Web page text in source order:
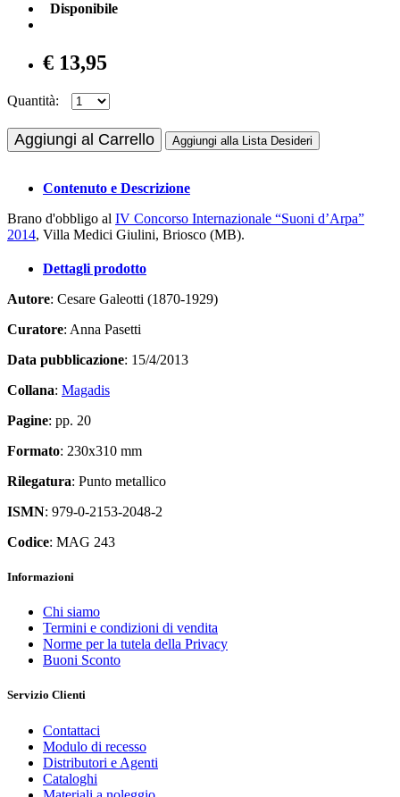
Disponibile
€ 13,95
Quantità:
Aggiungi al Carrello Aggiungi alla Lista Desideri
Contenuto e Descrizione
Brano d'obbligo al IV Concorso Internazionale “Suoni d’Arpa”
2014, Villa Medici Giulini, Briosco (MB).
Dettagli prodotto
Autore: Cesare Galeotti (1870-1929)
Curatore: Anna Pasetti
Data pubblicazione: 15/4/2013
Collana: Magadis
Pagine: pp. 20
Formato: 230x310 mm
Rilegatura: Punto metallico
ISMN: 979-0-2153-2048-2
Codice: MAG 243
Informazioni
Chi siamo
Termini e condizioni di vendita
Norme per la tutela della Privacy
Buoni Sconto
Servizio Clienti
Contattaci
Modulo di recesso
Distributori e Agenti
Cataloghi